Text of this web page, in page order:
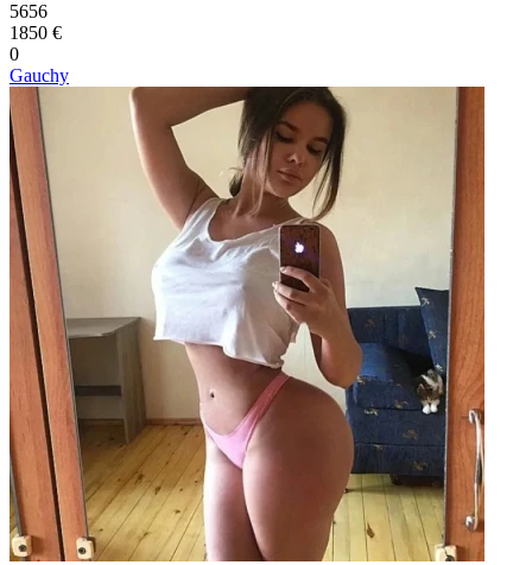
5656
1850 €
0
Gauchy